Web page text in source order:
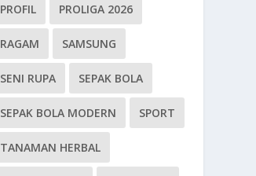
PROFIL PROLIGA 2026
RAGAM SAMSUNG
SENI RUPA SEPAK BOLA
SEPAK BOLA MODERN SPORT
TANAMAN HERBAL